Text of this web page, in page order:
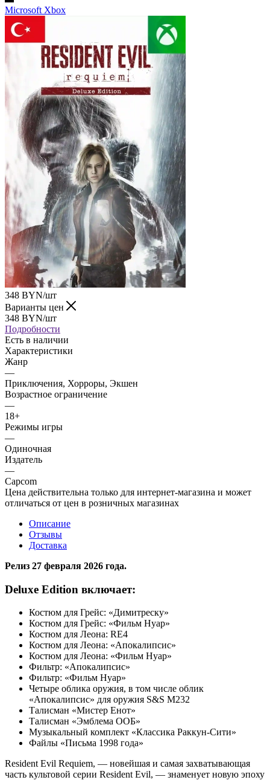
Microsoft Xbox
348 BYN/шт
Варианты цен
348 BYN/шт
Подробности
Есть в наличии
Характеристики
Жанр
—
Приключения, Хорроры, Экшен
Возрастное ограничение
—
18+
Режимы игры
—
Одиночная
Издатель
—
Capcom
Цена действительна только для интернет-магазина и может
отличаться от цен в розничных магазинах
Описание
Отзывы
Доставка
Релиз 27 февраля 2026 года.
Deluxe Edition включает:
Костюм для Грейс: «Димитреску»
Костюм для Грейс: «Фильм Нуар»
Костюм для Леона: RE4
Костюм для Леона: «Апокалипсис»
Костюм для Леона: «Фильм Нуар»
Фильтр: «Апокалипсис»
Фильтр: «Фильм Нуар»
Четыре облика оружия, в том числе облик
«Апокалипсис» для оружия S&S M232
Талисман «Мистер Енот»
Талисман «Эмблема ООБ»
Музыкальный комплект «Классика Раккун-Сити»
Файлы «Письма 1998 года»
Resident Evil Requiem, — новейшая и самая захватывающая
часть культовой серии Resident Evil, — знаменует новую эпоху